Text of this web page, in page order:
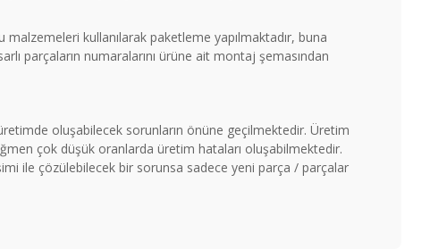
malzemeleri kullanılarak paketleme yapılmaktadır, buna
parçaların numaralarını ürüne ait montaj şemasından
oluşabilecek sorunların önüne geçilmektedir. Üretim
çok düşük oranlarda üretim hataları oluşabilmektedir.
ile çözülebilecek bir sorunsa sadece yeni parça / parçalar